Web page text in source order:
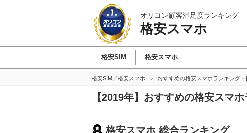
オリコン顧客満足度ランキング
格安スマホ
格安SIM 格安スマホ
格安SIM／格安スマホ おすすめの格安スマホランキング・
【2019年】おすすめの格安スマ
格安スマホ 総合ランキング